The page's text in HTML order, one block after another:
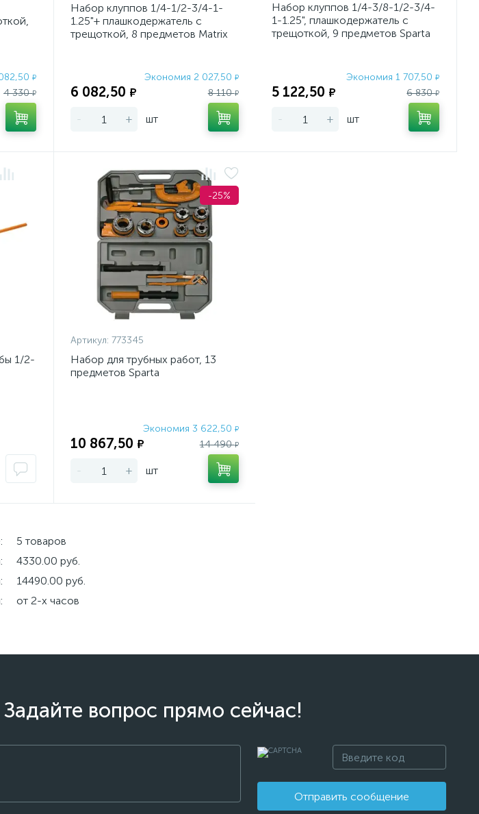
₽
4 330₽
Набор клуппов 1/4-1/2-3/4-1-
1.25"+ плашкодержатель с
трещоткой, 8 предметов Matrix
Экономия 2 027,50 ₽
6 082,50 ₽ 8 110₽
- + шт
Набор клуппов 1/4-3/8-1/2-3/4-
1-1.25", плашкодержатель с
трещоткой, 9 предметов Sparta
Экономия 1 707,50₽
5 122,50 ₽ 6 830₽
- + шт
1/2-
-25%
Артикул: 773345
Набор для трубных работ, 13
предметов Sparta
Экономия 3 622,50 ₽
10 867,50 ₽ 14 490₽
- + шт
5 товаров
4330.00 руб.
14490.00 руб.
от 2-х часов
вопрос прямо сейчас!
Отправить сообщение